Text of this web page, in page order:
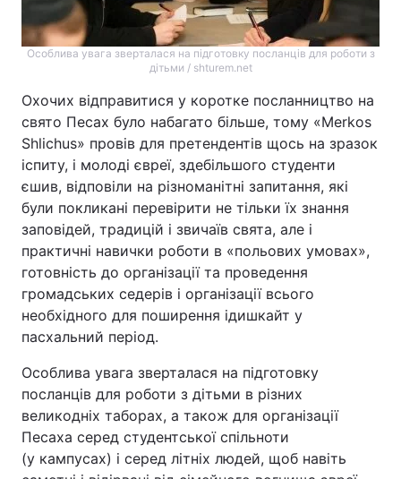
Тема оформлення
Особлива увага зверталася на підготовку посланців для роботи з
дітьми / shturem.net
Охочих відправитися у коротке посланництво на
свято Песах було набагато більше, тому «Merkos
Shlichus» провів для претендентів щось на зразок
іспиту, і молоді євреї, здебільшого студенти
єшив, відповіли на різноманітні запитання, які
були покликані перевірити не тільки їх знання
заповідей, традицій і звичаїв свята, але і
практичні навички роботи в «польових умовах»,
готовність до організації та проведення
громадських седерів і організації всього
необхідного для поширення ідишкайт у
пасхальний період.
Особлива увага зверталася на підготовку
посланців для роботи з дітьми в різних
великодніх таборах, а також для організації
Песаха серед студентської спільноти
(у кампусах) і серед літніх людей, щоб навіть